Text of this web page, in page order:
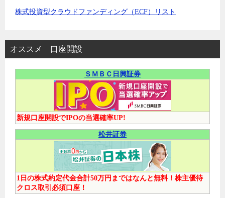
株式投資型クラウドファンディング（ECF）リスト
オススメ 口座開設
ＳＭＢＣ日興証券
新規口座開設でIPOの当選確率UP!
松井証券
1日の株式約定代金合計50万円まではなんと無料！株主優待
クロス取引必須口座！